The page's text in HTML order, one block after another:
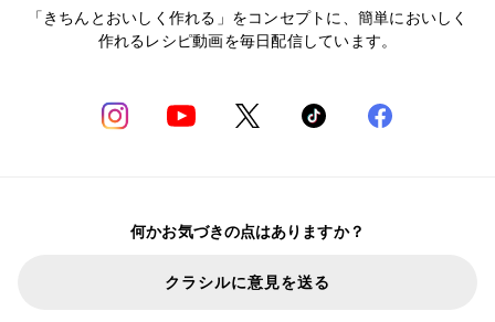
「きちんとおいしく作れる」をコンセプトに、簡単においしく
作れるレシピ動画を毎日配信しています。
何かお気づきの点はありますか？
クラシルに意見を送る